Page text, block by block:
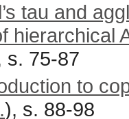
tau and
hierarchical
s. 75-87
to
), s. 88-98